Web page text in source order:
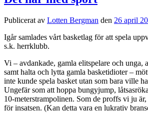
Publicerat av Lotten Bergman den 26 april
Igår samlades vårt basketlag för att spela
s.k. herrklubb.
Vi – avdankade, gamla elitspelare och unga,
samt halta och lytta gamla basketidioter –
inte kunde spela basket utan som bara ville
Ungefär som att hoppa bungyjump,
10-meterstrampolinen. Som de proffs vi ju
för insatsen. (Kan detta vara en lukrativ